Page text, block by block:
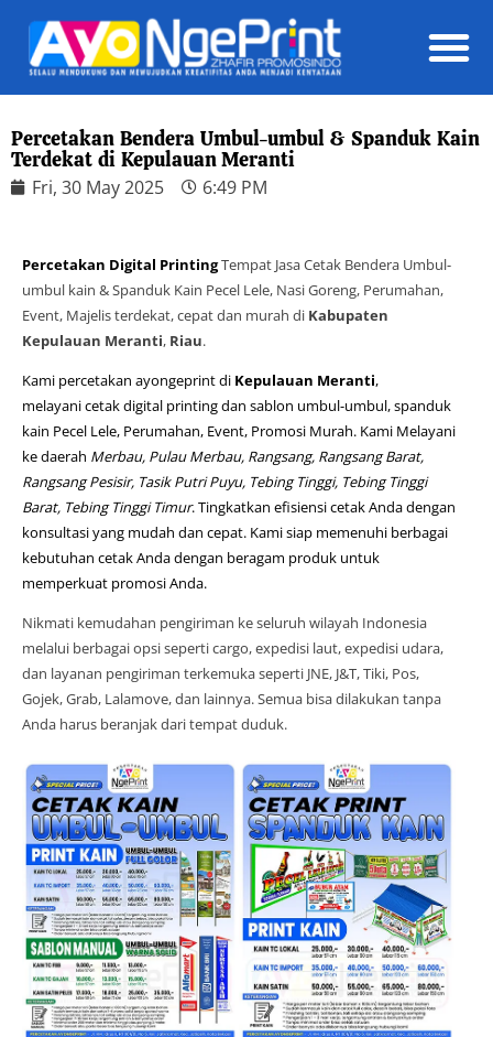
Percetakan Bendera Umbul-umbul & Spanduk Kain
Terdekat di Kepulauan Meranti
Fri, 30 May 2025 6:49 PM
Percetakan Digital PrintingTempat Jasa Cetak Bendera Umbul-
umbul kain & Spanduk Kain Pecel Lele, Nasi Goreng, Perumahan,
Event, Majelis terdekat, cepat dan murah di Kabupaten
Kepulauan Meranti, Riau.
Kami percetakan ayongeprint di Kepulauan Meranti,
melayani cetak digital printing dan sablon umbul-umbul, spanduk
kain Pecel Lele, Perumahan, Event, Promosi Murah. Kami Melayani
ke daerah Merbau, Pulau Merbau, Rangsang, Rangsang Barat,
Rangsang Pesisir, Tasik Putri Puyu, Tebing Tinggi, Tebing Tinggi
Barat, Tebing Tinggi Timur. Tingkatkan efisiensi cetak Anda dengan
konsultasi yang mudah dan cepat. Kami siap memenuhi berbagai
kebutuhan cetak Anda dengan beragam produk untuk
memperkuat promosi Anda.
Nikmati kemudahan pengiriman ke seluruh wilayah Indonesia
melalui berbagai opsi seperti cargo, expedisi laut, expedisi udara,
dan layanan pengiriman terkemuka seperti JNE, J&T, Tiki, Pos,
Gojek, Grab, Lalamove, dan lainnya. Semua bisa dilakukan tanpa
Anda harus beranjak dari tempat duduk.